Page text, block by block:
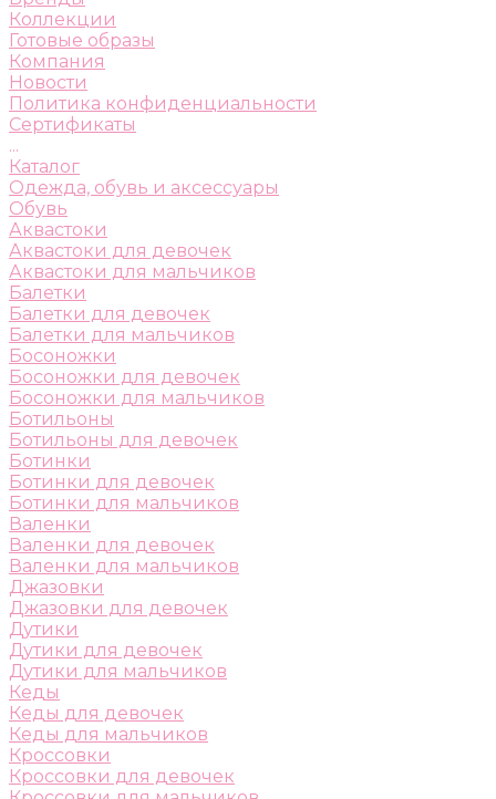
Коллекции
Готовые образы
Компания
Новости
Политика конфиденциальности
Сертификаты
...
Каталог
Одежда, обувь и аксессуары
Обувь
Аквастоки
Аквастоки для девочек
Аквастоки для мальчиков
Балетки
Балетки для девочек
Балетки для мальчиков
Босоножки
Босоножки для девочек
Босоножки для мальчиков
Ботильоны
Ботильоны для девочек
Ботинки
Ботинки для девочек
Ботинки для мальчиков
Валенки
Валенки для девочек
Валенки для мальчиков
Джазовки
Джазовки для девочек
Дутики
Дутики для девочек
Дутики для мальчиков
Кеды
Кеды для девочек
Кеды для мальчиков
Кроссовки
Кроссовки для девочек